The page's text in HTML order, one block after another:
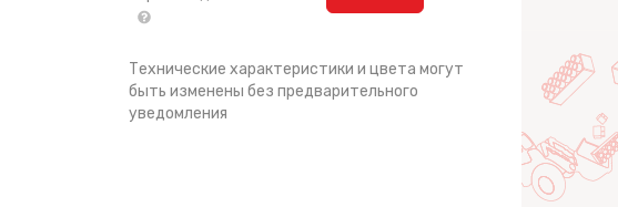
Технические характеристики и цвета могут
быть изменены без предварительного
уведомления